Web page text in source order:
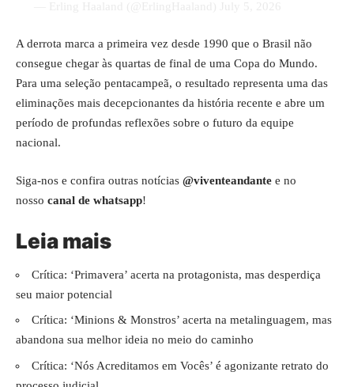
A derrota marca a primeira vez desde 1990 que o Brasil não
consegue chegar às quartas de final de uma Copa do Mundo.
Para uma seleção pentacampeã, o resultado representa uma das
eliminações mais decepcionantes da história recente e abre um
período de profundas reflexões sobre o futuro da equipe
nacional.
Siga-nos e confira outras notícias @viventeandante e no
nosso canal de whatsapp!
Leia mais
Crítica: ‘Primavera’ acerta na protagonista, mas desperdiça
seu maior potencial
Crítica: ‘Minions & Monstros’ acerta na metalinguagem, mas
abandona sua melhor ideia no meio do caminho
Crítica: ‘Nós Acreditamos em Vocês’ é agonizante retrato do